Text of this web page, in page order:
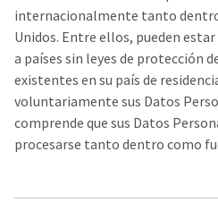
internacionalmente tanto
Unidos. Entre ellos, pueden
a países sin leyes de protección
existentes en su país de
voluntariamente sus Datos
comprende que sus Datos
procesarse tanto dentro como
anytime
due
to
availability.
You
will
receive
an
confirmation
an
to
If